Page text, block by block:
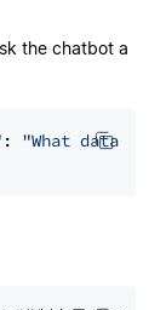
the chatbot a
: "What data